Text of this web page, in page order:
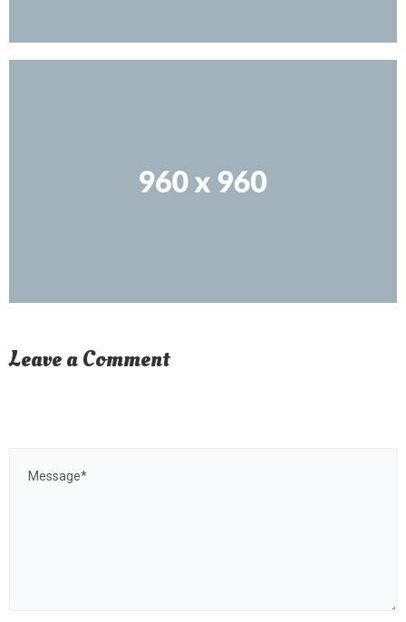
Leave a Comment